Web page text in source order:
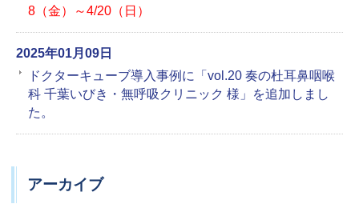
8（金）～4/20（日）
2025年01月09日
ドクターキューブ導入事例に「vol.20 奏の杜耳鼻咽喉
科 千葉いびき・無呼吸クリニック 様」を追加しまし
た。
アーカイブ